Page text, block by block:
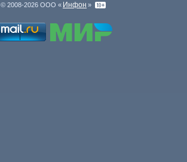
© 2008-2026 ООО « Инфон »